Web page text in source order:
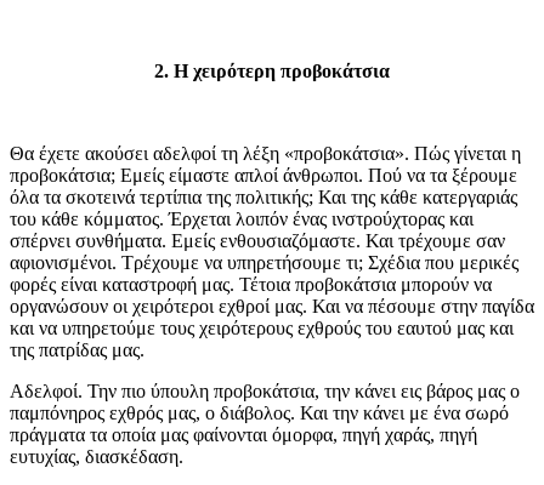
2. Η χειρότερη προβοκάτσια
Θα έχετε ακούσει αδελφοί τη λέξη «προβοκάτσια». Πώς γίνεται η
προβοκάτσια; Εμείς είμαστε απλοί άνθρωποι. Πού να τα ξέρουμε
όλα τα σκοτεινά τερτίπια της πολιτικής; Και της κάθε κατεργαριάς
του κάθε κόμματος. Έρχεται λοιπόν ένας ινστρούχτορας και
σπέρνει συνθήματα. Εμείς ενθουσιαζόμαστε. Και τρέχουμε σαν
αφιονισμένοι. Τρέχουμε να υπηρετήσουμε τι; Σχέδια που μερικές
φορές είναι καταστροφή μας. Τέτοια προβοκάτσια μπορούν να
οργανώσουν οι χειρότεροι εχθροί μας. Και να πέσουμε στην παγίδα
και να υπηρετούμε τους χειρότερους εχθρούς του εαυτού μας και
της πατρίδας μας.
Αδελφοί. Την πιο ύπουλη προβοκάτσια, την κάνει εις βάρος μας ο
παμπόνηρος εχθρός μας, ο διάβολος. Και την κάνει με ένα σωρό
πράγματα τα οποία μας φαίνονται όμορφα, πηγή χαράς, πηγή
ευτυχίας, διασκέδαση.